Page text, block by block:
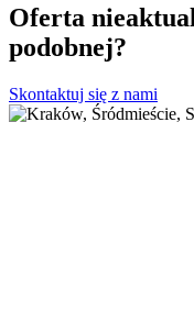
Oferta
podobnej?
Skontaktuj się z nami